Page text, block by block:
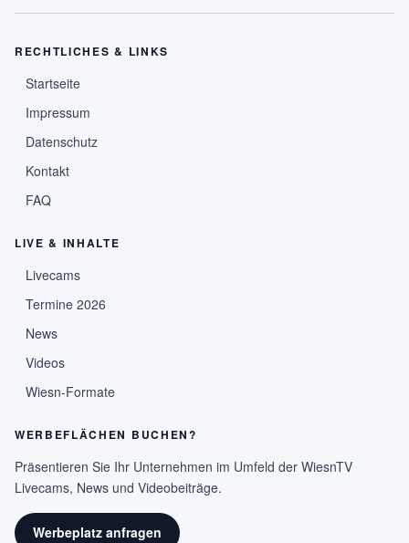
RECHTLICHES & LINKS
Startseite
Impressum
Datenschutz
Kontakt
FAQ
LIVE & INHALTE
Livecams
Termine 2026
News
Videos
Wiesn-Formate
WERBEFLÄCHEN BUCHEN?
Präsentieren Sie Ihr Unternehmen im Umfeld der WiesnTV
Livecams, News und Videobeiträge.
Werbeplatz anfragen